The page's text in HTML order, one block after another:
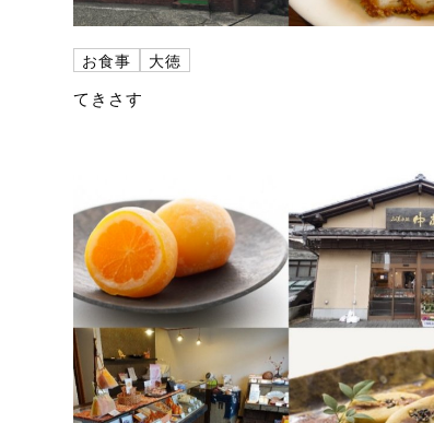
お食事 大徳
てきさす